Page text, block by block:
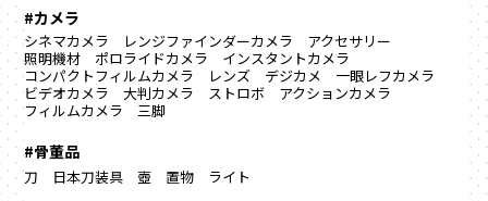
#カメラ
シネマカメラ レンジファインダーカメラ
アクセサリー
照明機材
ポロライドカメラ
インスタントカメラ
コンパクトフィルムカメラ
レンズ デジカメ
一眼レフカメラ
ビデオカメラ
大判カメラ ストロボ
アクションカメラ
フィルムカメラ
三脚
#骨董品
刀 日本刀装具 壺 置物 ライト